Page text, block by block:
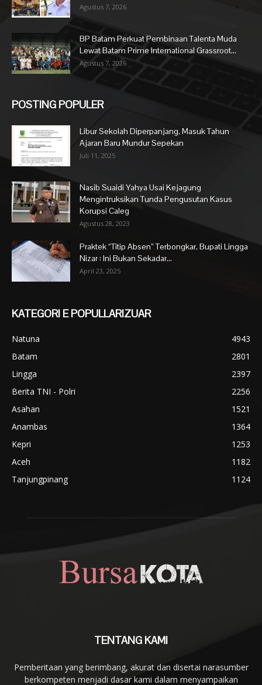
Agustus 7, 2026
BP Batam Perkuat Pembinaan Talenta Muda
Lewat Batam Prime International Grassroot...
Agustus 7, 2026
POSTING POPULER
Libur Sekolah Diperpanjang, Masuk Tahun
Ajaran Baru Mundur Sepekan
Juli 11, 2025
Nasib Suaidi Yahya Usai Kejagung
Mengintruksikan Tunda Pengusutan Kasus
Korupsi Caleg
Agustus 28, 2023
Praktek “Titip Absen” Terbongkar, Bupati Lingga
Nizar : Ini Bukan Sekadar...
April 23, 2025
KATEGORI E POPULLARIZUAR
Natuna
4943
Batam
2801
Lingga
2397
Berita TNI - Polri
2256
Asahan
1521
Anambas
1364
Kepri
1253
Aceh
1182
Tanjungpinang
1124
TENTANG KAMI
Pemberitaan yang berimbang, akurat dan disertai narasumber
berkompeten menjadi dasar kami dalam menyampaikan